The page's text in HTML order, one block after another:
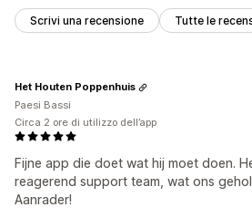
Scrivi una recensione Tutte le
Fijne app die doet wat hij moet doen.
reagerend support team, wat ons
Aanrader!
Het Houten Poppenhuis
Paesi Bassi
Circa 2 ore di utilizzo dell’app